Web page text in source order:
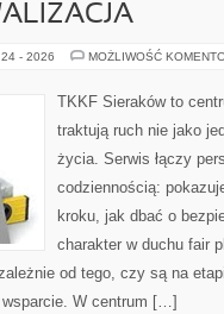
- 2026 MOŻLIWOŚĆ
TKKF Sieraków to
traktują ruch nie jako
życia. Serwis łączy
codziennością:
kroku, jak dbać o
charakter w duchu fair
od tego, czy są na
W centrum […]